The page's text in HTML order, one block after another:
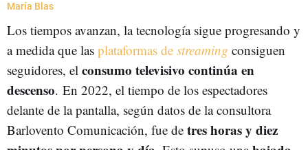
María Blas
Los tiempos avanzan, la tecnología sigue progresando y
a medida que las plataformas de streaming consiguen
seguidores, el consumo televisivo continúa en
descenso. En 2022, el tiempo de los espectadores
delante de la pantalla, según datos de la consultora
Barlovento Comunicación, fue de tres horas y diez